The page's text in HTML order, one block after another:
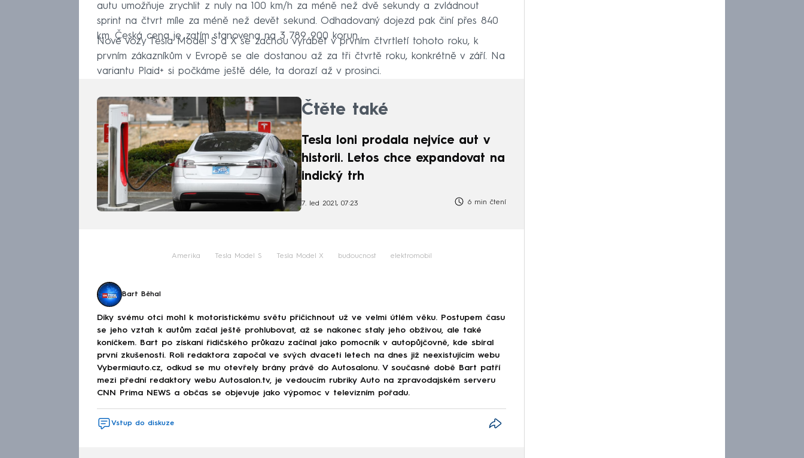
autu umožňuje zrychlit z nuly na 100 km/h za méně než dvě sekundy a zvládnout
sprint na čtvrt míle za méně než devět sekund. Odhadovaný dojezd pak činí přes 840
km. Česká cena je zatím stanovena na 3 789 900 korun.
Nové vozy Tesla Model S a X se začnou vyrábět v prvním čtvrtletí tohoto roku, k
prvním zákazníkům v Evropě se ale dostanou až za tři čtvrtě roku, konkrétně v září. Na
variantu Plaid+ si počkáme ještě déle, ta dorazí až v prosinci.
Čtěte také
Tesla loni prodala nejvíce aut v
historii. Letos chce expandovat na
indický trh
7. led 2021, 07:23 6 min čtení
Amerika Tesla Model S Tesla Model X budoucnost elektromobil
Bart Běhal
Díky svému otci mohl k motoristickému světu přičichnout už ve velmi útlém věku. Postupem času
se jeho vztah k autům začal ještě prohlubovat, až se nakonec staly jeho obživou, ale také
koníčkem. Bart po získaní řidičského průkazu začínal jako pomocník v autopůjčovně, kde sbíral
první zkušenosti. Roli redaktora započal ve svých dvaceti letech na dnes již neexistujícím webu
Vybermiauto.cz, odkud se mu otevřely brány právě do Autosalonu. V současné době Bart patří
mezi přední redaktory webu Autosalon.tv, je vedoucím rubriky Auto na zpravodajském serveru
CNN Prima NEWS a občas se objevuje jako výpomoc v televizním pořadu.
Vstup do diskuze